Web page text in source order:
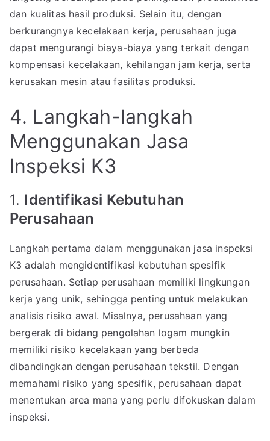
dan kualitas hasil produksi. Selain itu, dengan
berkurangnya kecelakaan kerja, perusahaan juga
dapat mengurangi biaya-biaya yang terkait dengan
kompensasi kecelakaan, kehilangan jam kerja, serta
kerusakan mesin atau fasilitas produksi.
4. Langkah-langkah
Menggunakan Jasa
Inspeksi K3
1. Identifikasi Kebutuhan
Perusahaan
Langkah pertama dalam menggunakan jasa inspeksi
K3 adalah mengidentifikasi kebutuhan spesifik
perusahaan. Setiap perusahaan memiliki lingkungan
kerja yang unik, sehingga penting untuk melakukan
analisis risiko awal. Misalnya, perusahaan yang
bergerak di bidang pengolahan logam mungkin
memiliki risiko kecelakaan yang berbeda
dibandingkan dengan perusahaan tekstil. Dengan
memahami risiko yang spesifik, perusahaan dapat
menentukan area mana yang perlu difokuskan dalam
inspeksi.